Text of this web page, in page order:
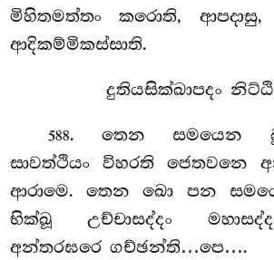
මිහිතමත්තං කරොති, ආපදාසු,
ආදිකම්මිකස්සාති.
දුතියසික්ඛාපදං
588. තෙනසමයෙන
සාවත්ථියං විහරති ජෙතවනෙ
ආරාමෙ. තෙන ඛො පන
භික්ඛූ උච්චාසද්දං
අන්තරඝරෙ ගච්ඡන්ති…පෙ….